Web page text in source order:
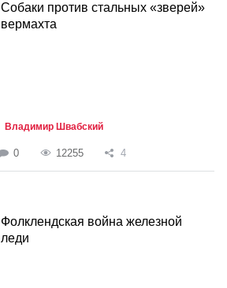
Собаки против стальных «зверей»
вермахта
Владимир Швабский
0 12255 4
Фолклендская война железной
леди